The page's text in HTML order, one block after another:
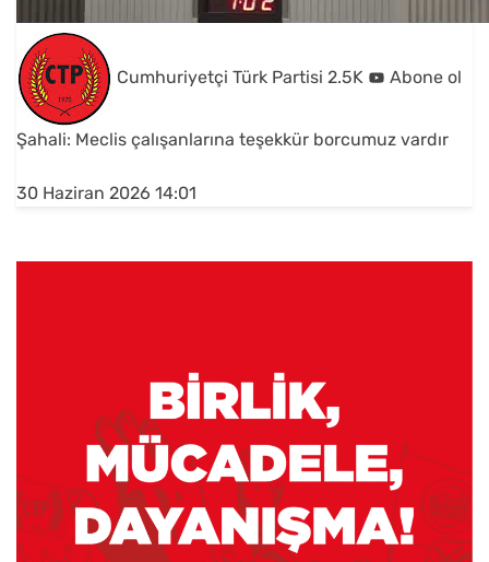
Cumhuriyetçi Türk Partisi 2.5K Abone ol
Şahali: Meclis çalışanlarına teşekkür borcumuz vardır
30 Haziran 2026 14:01